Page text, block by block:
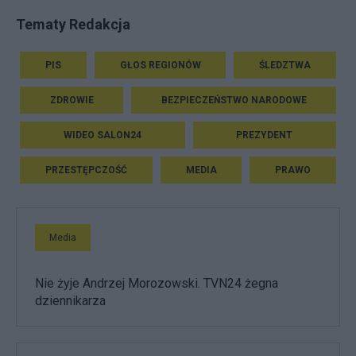
Tematy Redakcja
PIS GŁOS REGIONÓW ŚLEDZTWA
ZDROWIE BEZPIECZEŃSTWO NARODOWE
WIDEO SALON24 PREZYDENT
PRZESTĘPCZOŚĆ MEDIA PRAWO
Media
Nie żyje Andrzej Morozowski. TVN24 żegna
dziennikarza